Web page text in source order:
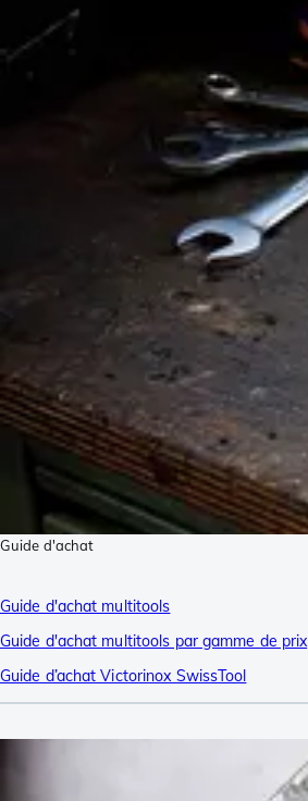
Guide d'achat
Guide d'achat multitools
Guide d'achat multitools par gamme de prix
Guide d’achat Victorinox SwissTool